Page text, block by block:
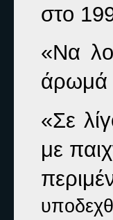
στο
«Να
άρωμά
«Σε
με